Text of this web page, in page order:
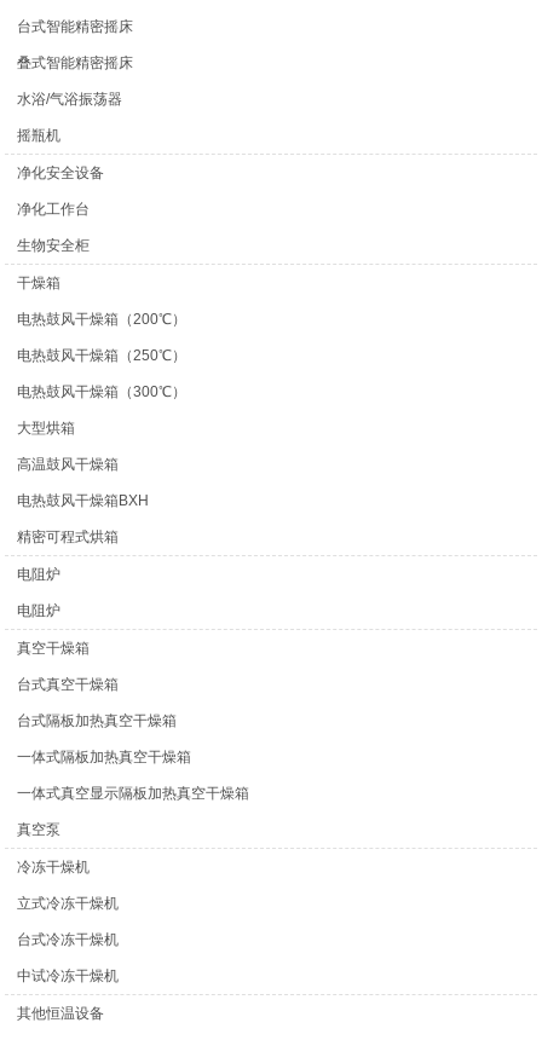
台式智能精密摇床
叠式智能精密摇床
水浴/气浴振荡器
摇瓶机
净化安全设备
净化工作台
生物安全柜
干燥箱
电热鼓风干燥箱（200℃）
电热鼓风干燥箱（250℃）
电热鼓风干燥箱（300℃）
大型烘箱
高温鼓风干燥箱
电热鼓风干燥箱BXH
精密可程式烘箱
电阻炉
电阻炉
真空干燥箱
台式真空干燥箱
台式隔板加热真空干燥箱
一体式隔板加热真空干燥箱
一体式真空显示隔板加热真空干燥箱
真空泵
冷冻干燥机
立式冷冻干燥机
台式冷冻干燥机
中试冷冻干燥机
其他恒温设备